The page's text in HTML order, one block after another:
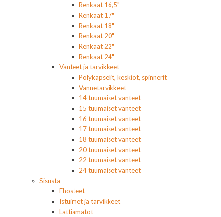
Renkaat 16,5"
Renkaat 17"
Renkaat 18"
Renkaat 20"
Renkaat 22"
Renkaat 24"
Vanteet ja tarvikkeet
Pölykapselit, keskiöt, spinnerit
Vannetarvikkeet
14 tuumaiset vanteet
15 tuumaiset vanteet
16 tuumaiset vanteet
17 tuumaiset vanteet
18 tuumaiset vanteet
20 tuumaiset vanteet
22 tuumaiset vanteet
24 tuumaiset vanteet
Sisusta
Ehosteet
Istuimet ja tarvikkeet
Lattiamatot